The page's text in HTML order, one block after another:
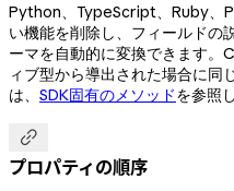
Python、TypeScript、Ruby、
い機能を削除し、フィールドの
ーマを自動的に変換できます。
ィブ型から導出された場合に同
は、 SDK固有のメソッドを参照

プロパティの順序